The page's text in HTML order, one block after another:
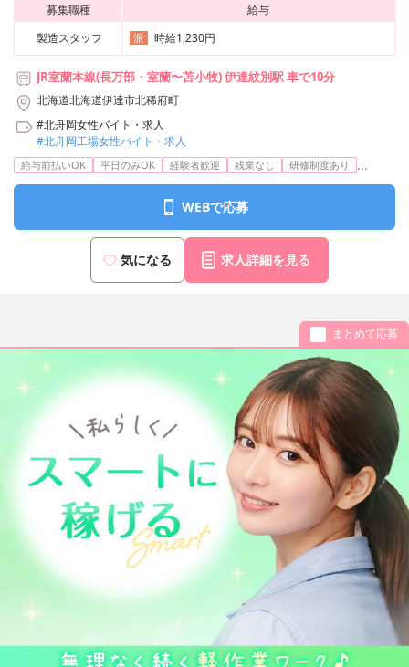
募集職種
給与
製造スタッフ
派 時給1,230円
JR室蘭本線(長万部・室蘭〜苫小牧) 伊達紋別駅 車で10分
北海道北海道伊達市北稀府町
#北舟岡女性バイト・求人
#北舟岡工場女性バイト・求人
給与前払いOK 平日のみOK 経験者歓迎 残業なし 研修制度あり ...
WEBで応募
気になる 求人詳細を見る
まとめて応募